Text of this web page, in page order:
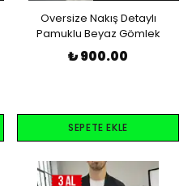
Oversize Nakış Detaylı
Pamuklu Beyaz Gömlek
₺ 900.00
SEPETE EKLE